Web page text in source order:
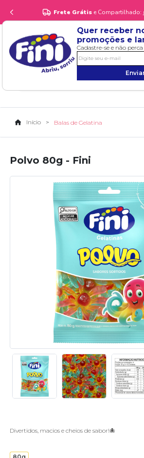
Quer receber
promoções e
Cadastre-se e não
Frete Grátis e Compartilhado:
Início Balas de Gelatina
Polvo 80g - Fini
Divertidos, macios e cheios de sabor!🐙